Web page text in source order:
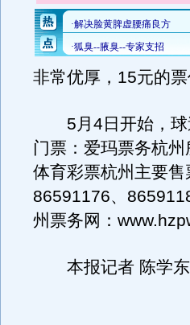
非常优厚，15元的
5月4日开始，球
门票：爱玛票务杭
体育彩票杭州主要
86591176、
州票务网：
本报记者 陈学东